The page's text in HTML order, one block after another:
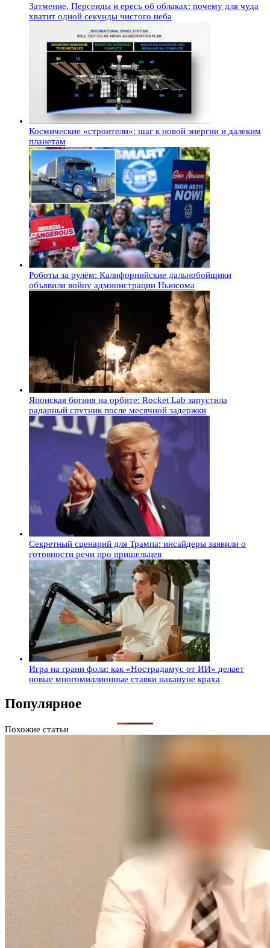
Затмение, Персеиды и ересь об облаках: почему для чуда
хватит одной секунды чистого неба
Космические «строители»: шаг к новой энергии и далеким
планетам
Роботы за рулём: Калифорнийские дальнобойщики
объявили войну администрации Ньюсома
Японская богиня на орбите: Rocket Lab запустила
радарный спутник после месячной задержки
Секретный сценарий для Трампа: инсайдеры заявили о
готовности речи про пришельцев
Игра на грани фола: как «Нострадамус от ИИ» делает
новые многомиллионные ставки накануне краха
Популярное
Похожие статьи